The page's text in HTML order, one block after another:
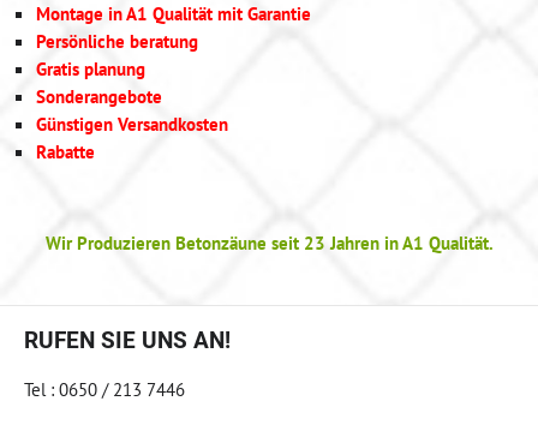
Montage in A1 Qualität mit Garantie
Persönliche beratung
Gratis planung
Sonderangebote
Günstigen Versandkosten
Rabatte
Wir Produzieren Betonzäune seit 23 Jahren in A1 Qualität.
RUFEN SIE UNS AN!
Tel : 0650 / 213 7446